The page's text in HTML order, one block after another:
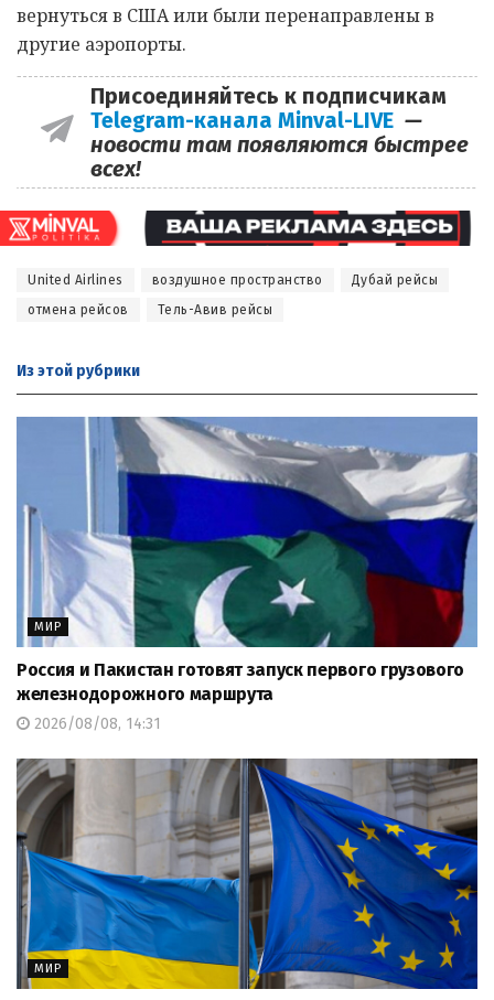
вернуться в США или были перенаправлены в
другие аэропорты.
Присоединяйтесь к подписчикам
Telegram-канала Minval-LIVE —
новости там появляются быстрее
всех!
United Airlines воздушное пространство
Дубай рейсы
отмена рейсов
Тель-Авив рейсы
Из этой рубрики
МИР
Россия и Пакистан готовят запуск первого грузового
железнодорожного маршрута
2026/08/08, 14:31
МИР